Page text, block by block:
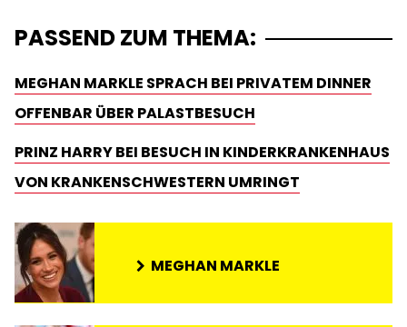
PASSEND ZUM THEMA:
MEGHAN MARKLE SPRACH BEI PRIVATEM DINNER
OFFENBAR ÜBER PALASTBESUCH
PRINZ HARRY BEI BESUCH IN KINDERKRANKENHAUS
VON KRANKENSCHWESTERN UMRINGT
MEGHAN MARKLE